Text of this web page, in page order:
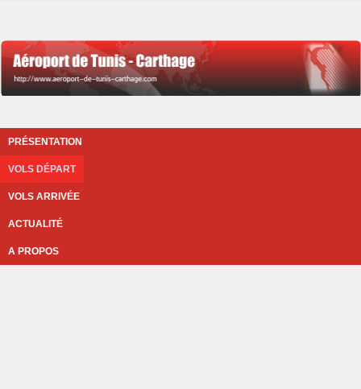
PRÉSENTATION
VOLS DÉPART
VOLS ARRIVÉE
ACTUALITÉ
A PROPOS